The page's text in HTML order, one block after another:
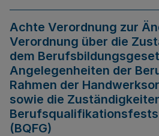
Achte Verordnung zur
Verordnung über die
dem
Angelegenheiten der
Rahmen der
sowie die
(BQFG)